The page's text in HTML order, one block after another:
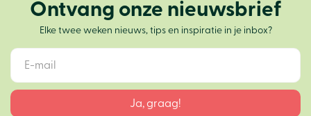
Ontvang onze nieuwsbrief
Elke twee weken nieuws, tips en inspiratie in je inbox?